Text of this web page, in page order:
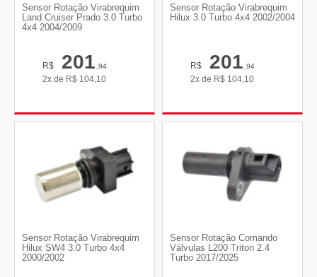
Sensor Rotação Virabrequim
Land Cruiser Prado 3.0 Turbo
4x4 2004/2009
R$ 201,94
2x de R$ 104,10
Sensor Rotação Virabrequim
Hilux 3.0 Turbo 4x4 2002/2004
R$ 201,94
2x de R$ 104,10
Sensor Rotação Virabrequim
Hilux SW4 3.0 Turbo 4x4
2000/2002
Sensor Rotação Comando
Válvulas L200 Triton 2.4
Turbo 2017/2025